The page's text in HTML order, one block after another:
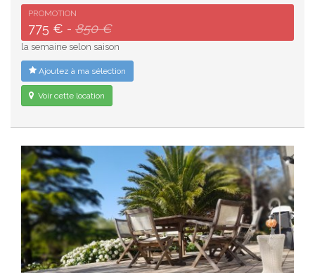
PROMOTION
775 € - 850 €
la semaine selon saison
Ajoutez à ma sélection
Voir cette location